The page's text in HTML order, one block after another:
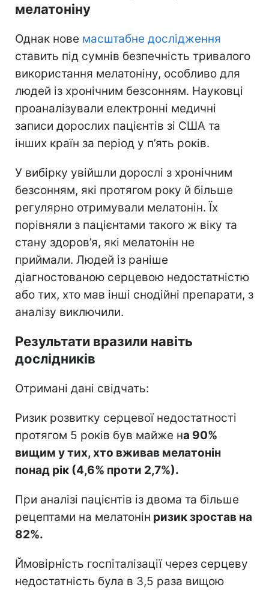
мелатоніну
Однак нове масштабне дослідження
ставить під сумнів безпечність тривалого
використання мелатоніну, особливо для
людей із хронічним безсонням. Науковці
проаналізували електронні медичні
записи дорослих пацієнтів зі США та
інших країн за період у п’ять років.
У вибірку увійшли дорослі з хронічним
безсонням, які протягом року й більше
регулярно отримували мелатонін. Їх
порівняли з пацієнтами такого ж віку та
стану здоров’я, які мелатонін не
приймали. Людей із раніше
діагностованою серцевою недостатністю
або тих, хто мав інші снодійні препарати, з
аналізу виключили.
Результати вразили навіть
дослідників
Отримані дані свідчать:
Ризик розвитку серцевої недостатності
протягом 5 років був майже на 90%
вищим у тих, хто вживав мелатонін
понад рік (4,6% проти 2,7%).
При аналізі пацієнтів із двома та більше
рецептами на мелатонін ризик зростав на
82%.
Ймовірність госпіталізації через серцеву
недостатність була в 3,5 раза вищою